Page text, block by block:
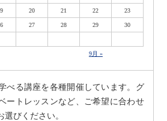
20 21 22 23
27 28 29 30
9月 »
べる講座を各種開催しています。グ
ートレッスンなど、ご希望に合わせ
びください。